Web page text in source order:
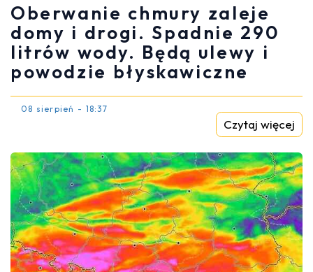
Oberwanie chmury zaleje
domy i drogi. Spadnie 290
litrów wody. Będą ulewy i
powodzie błyskawiczne
08 sierpień - 18:37
Czytaj więcej